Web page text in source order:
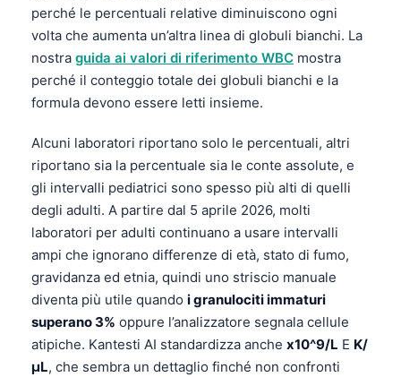
perché le percentuali relative diminuiscono ogni
volta che aumenta un’altra linea di globuli bianchi. La
nostra guida ai valori di riferimento WBC mostra
perché il conteggio totale dei globuli bianchi e la
formula devono essere letti insieme.
Alcuni laboratori riportano solo le percentuali, altri
riportano sia la percentuale sia le conte assolute, e
gli intervalli pediatrici sono spesso più alti di quelli
degli adulti. A partire dal 5 aprile 2026, molti
laboratori per adulti continuano a usare intervalli
ampi che ignorano differenze di età, stato di fumo,
gravidanza ed etnia, quindi uno striscio manuale
diventa più utile quando i granulociti immaturi
superano 3% oppure l’analizzatore segnala cellule
atipiche. Kantesti AI standardizza anche x10^9/L E K/
µL, che sembra un dettaglio finché non confronti